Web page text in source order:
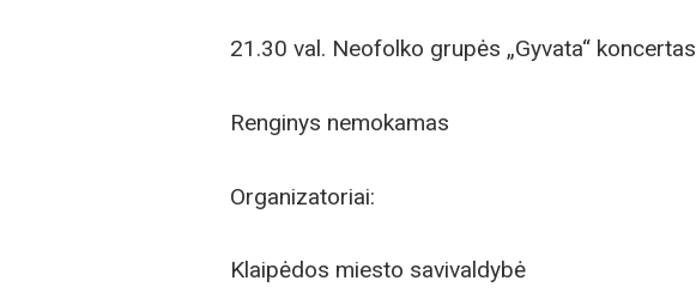
21.30 val. Neofolko grupės „Gyvata“ koncertas
Renginys nemokamas
Organizatoriai:
Klaipėdos miesto savivaldybė